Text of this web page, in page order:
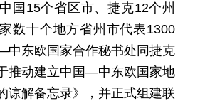
国15个省区市、捷克12个州
数十个地方省州市代表1300
中东欧国家合作秘书处同捷克
推动建立中国—中东欧国家地
谅解备忘录》，并正式组建联